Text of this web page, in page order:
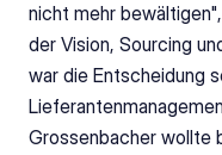
nicht mehr
der Vision, Sourcing
war die Entscheidung
Grossenbacher wollte